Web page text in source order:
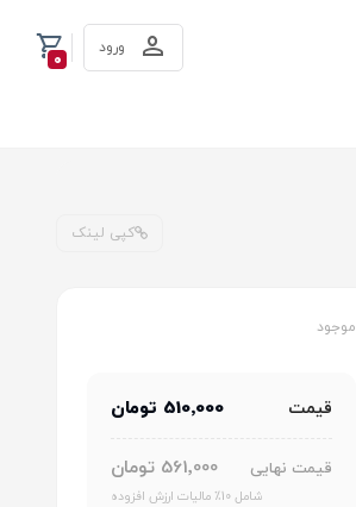
0
ورود
کپی لینک
موجود
قیمت 510٬000 تومان
قیمت نهایی 561٬000 تومان
شامل 10٪ مالیات ارزش افزوده